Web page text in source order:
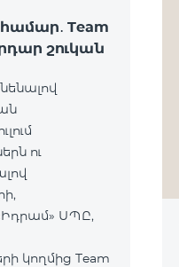
Team
շուկան
ու
ՍՊԸ,
կողմից Team